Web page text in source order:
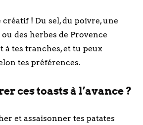
créatif ! Du sel, du poivre, une
des herbes de Provence
tes tranches, et tu peux
tes préférences.
ces toasts à l’avance ?
et assaisonner tes patates